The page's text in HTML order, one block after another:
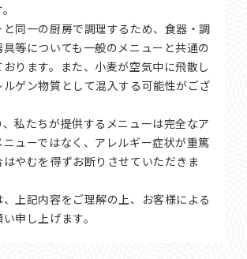
同一の厨房で調理するため、食器・調
等についても一般のメニューと共通の
ります。また、小麦が空気中に飛散し
ゲン物質として混入する可能性がござ
、私たちが提供するメニューは完全なア
ニューではなく、アレルギー症状が重篤
やむを得ずお断りさせていただきま
上記内容をご理解の上、お客様による
申し上げます。